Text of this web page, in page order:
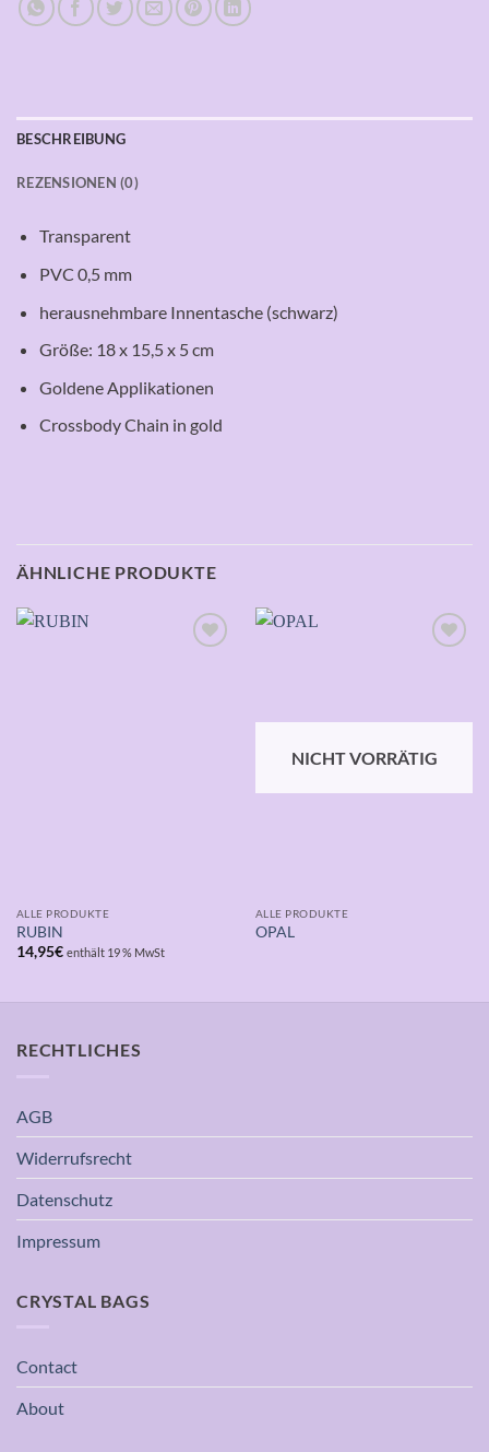
BESCHREIBUNG
REZENSIONEN (0)
Transparent
PVC 0,5 mm
herausnehmbare Innentasche (schwarz)
Größe: 18 x 15,5 x 5 cm
Goldene Applikationen
Crossbody Chain in gold
ÄHNLICHE PRODUKTE
ALLE PRODUKTE
RUBIN
14,95€ enthält 19 % MwSt
NICHT VORRÄTIG
ALLE PRODUKTE
OPAL
RECHTLICHES
AGB
Widerrufsrecht
Datenschutz
Impressum
CRYSTAL BAGS
Contact
About